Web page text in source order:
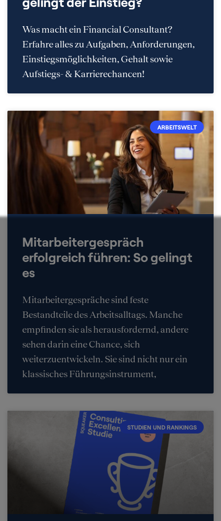
Was macht ein Financial Consultant?
Erfahre alles zu Aufgaben, Anforderungen,
Einstiegsmöglichkeiten, Gehalt sowie
Aufstiegs- & Karrierechancen!
ARBEITSWELT
Mitarbeitergespräch
erfolgreich führen: So gelingt
es
Mitarbeitergespräche sind feste
Bestandteile des Arbeitsalltags. Manche
empfinden sie als herausfordernd, andere
sehen darin eine Chance, sich
weiterzuentwickeln. Sie sind nicht nur ein
klassisches Führungsinstrument,
STUDIEN UND RANKINGS